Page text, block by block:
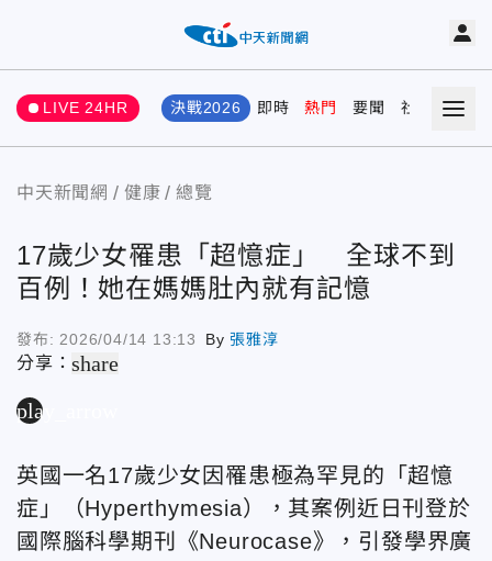
LIVE 24HR 決戰2026 即時 熱門 要聞 社會 娛樂
中天新聞網 健康 總覽
17歲少女罹患「超憶症」 全球不到
百例！她在媽媽肚內就有記憶
發布: 2026/04/14 13:13 By張雅淳
分享：share
play_arrow
英國一名17歲少女因罹患極為罕見的「超憶
症」（Hyperthymesia），其案例近日刊登於
國際腦科學期刊《Neurocase》，引發學界廣